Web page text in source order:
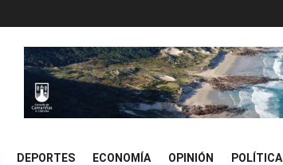
DEPORTES ECONOMÍA OPINIÓN POLÍTICA